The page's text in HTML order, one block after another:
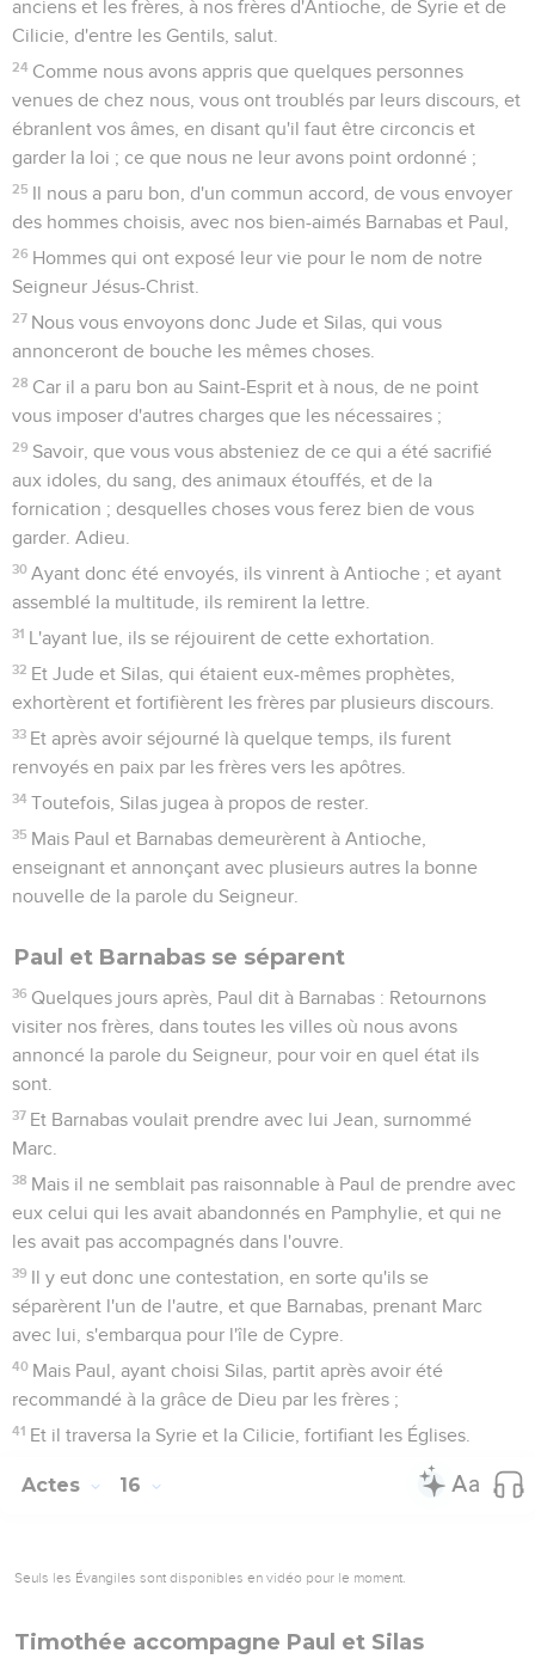
anciens et les frères, à nos frères d'Antioche, de Syrie et de
Cilicie, d'entre les Gentils, salut.
24 Comme nous avons appris que quelques personnes
venues de chez nous, vous ont troublés par leurs discours, et
ébranlent vos âmes, en disant qu'il faut être circoncis et
garder la loi ; ce que nous ne leur avons point ordonné ;
25 Il nous a paru bon, d'un commun accord, de vous envoyer
des hommes choisis, avec nos bien-aimés Barnabas et Paul,
26 Hommes qui ont exposé leur vie pour le nom de notre
Seigneur Jésus-Christ.
27 Nous vous envoyons donc Jude et Silas, qui vous
annonceront de bouche les mêmes choses.
28 Car il a paru bon au Saint-Esprit et à nous, de ne point
vous imposer d'autres charges que les nécessaires ;
29 Savoir, que vous vous absteniez de ce qui a été sacrifié
aux idoles, du sang, des animaux étouffés, et de la
fornication ; desquelles choses vous ferez bien de vous
garder. Adieu.
30 Ayant donc été envoyés, ils vinrent à Antioche ; et ayant
assemblé la multitude, ils remirent la lettre.
31 L'ayant lue, ils se réjouirent de cette exhortation.
32 Et Jude et Silas, qui étaient eux-mêmes prophètes,
exhortèrent et fortifièrent les frères par plusieurs discours.
33 Et après avoir séjourné là quelque temps, ils furent
renvoyés en paix par les frères vers les apôtres.
34 Toutefois, Silas jugea à propos de rester.
35 Mais Paul et Barnabas demeurèrent à Antioche,
enseignant et annonçant avec plusieurs autres la bonne
nouvelle de la parole du Seigneur.
Paul et Barnabas se séparent
36 Quelques jours après, Paul dit à Barnabas : Retournons
visiter nos frères, dans toutes les villes où nous avons
annoncé la parole du Seigneur, pour voir en quel état ils
sont.
37 Et Barnabas voulait prendre avec lui Jean, surnommé
Marc.
38 Mais il ne semblait pas raisonnable à Paul de prendre avec
eux celui qui les avait abandonnés en Pamphylie, et qui ne
les avait pas accompagnés dans l'ouvre.
39 Il y eut donc une contestation, en sorte qu'ils se
séparèrent l'un de l'autre, et que Barnabas, prenant Marc
avec lui, s'embarqua pour l'île de Cypre.
40 Mais Paul, ayant choisi Silas, partit après avoir été
recommandé à la grâce de Dieu par les frères ;
41 Et il traversa la Syrie et la Cilicie, fortifiant les Églises.
Actes 16
Seuls les Évangiles sont disponibles en vidéo pour le moment.
Timothée accompagne Paul et Silas